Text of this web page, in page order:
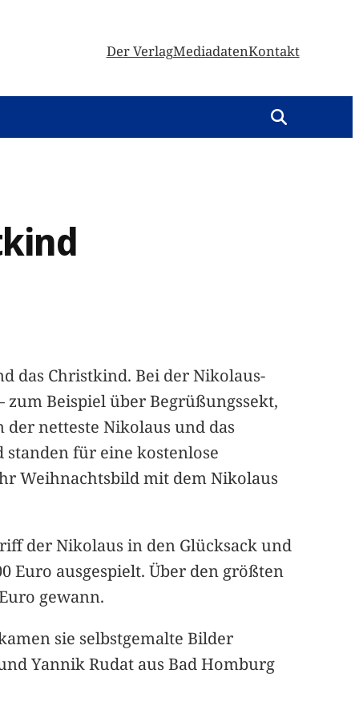
Der VerlagMediadatenKontakt
das Christkind. Bei der Nikolaus-
Beispiel über Begrüßungssekt,
netteste Nikolaus und das
für eine kostenlose
Weihnachtsbild mit dem Nikolaus
der Nikolaus in den Glücksack und
Euro ausgespielt. Über den größten
gewann.
sie selbstgemalte Bilder
Yannik Rudat aus Bad Homburg